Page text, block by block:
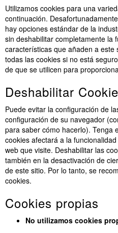
Utilizamos cookies para una
continuación.
hay opciones estándar de la
sin deshabilitar completamente la
características que añaden a
todas las cookies si no está
de que se utilicen para
Deshabilitar
Puede evitar la configuración de
configuración de su navegador
para saber cómo hacerlo). Tenga
cookies afectará a la
web que visite. Deshabilitar las
también en la desactivación de
de este sitio. Por lo tanto, se
cookies.
Cookies propias
No utilizamos cookies